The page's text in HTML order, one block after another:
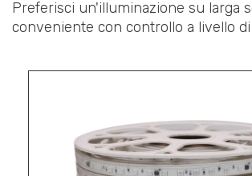
Preferisci un'illuminazione su larga
conveniente con controllo a livello